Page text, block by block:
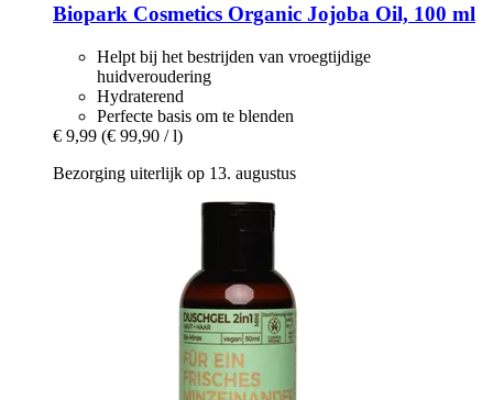
Biopark Cosmetics Organic Jojoba Oil, 100 ml
Helpt bij het bestrijden van vroegtijdige
huidveroudering
Hydraterend
Perfecte basis om te blenden
€ 9,99 (€ 99,90 / l)
Bezorging uiterlijk op 13. augustus